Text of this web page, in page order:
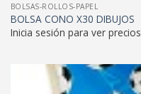
BOLSAS-ROLLOS-PAPEL
BOLSA CONO X30 DIBUJOS
Inicia sesión para ver precios